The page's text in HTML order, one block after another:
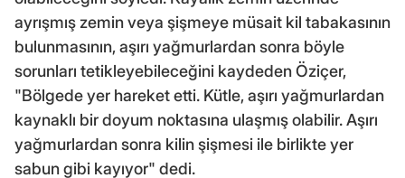
ayrışmış zemin veya şişmeye müsait kil tabakasının
bulunmasının, aşırı yağmurlardan sonra böyle
sorunları tetikleyebileceğini kaydeden Öziçer,
"Bölgede yer hareket etti. Kütle, aşırı yağmurlardan
kaynaklı bir doyum noktasına ulaşmış olabilir. Aşırı
yağmurlardan sonra kilin şişmesi ile birlikte yer
sabun gibi kayıyor" dedi.